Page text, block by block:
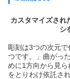
カスタマイズされ
シ
彫刻は3つの次元
つです。」曲がっ
めに1方向から見
をとりわけ依託さ